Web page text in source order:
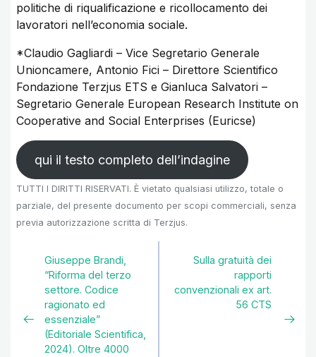
politiche di riqualificazione e ricollocamento dei
lavoratori nell’economia sociale.
*Claudio Gagliardi – Vice Segretario Generale
Unioncamere, Antonio Fici – Direttore Scientifico
Fondazione Terzjus ETS e Gianluca Salvatori –
Segretario Generale European Research Institute on
Cooperative and Social Enterprises (Euricse)
qui il testo completo dell’indagine
TUTTI I DIRITTI RISERVATI. È vietato qualsiasi utilizzo, totale o
parziale, del presente documento per scopi commerciali, senza
previa autorizzazione scritta di Terzjus.
Giuseppe Brandi,
“Riforma del terzo
settore. Codice
ragionato ed
essenziale”
(Editoriale Scientifica,
2024). Oltre 4000
Sulla gratuità dei
rapporti
convenzionali ex art.
56 CTS